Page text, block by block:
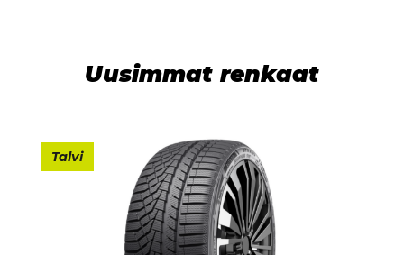
Uusimmat renkaat
Talvi